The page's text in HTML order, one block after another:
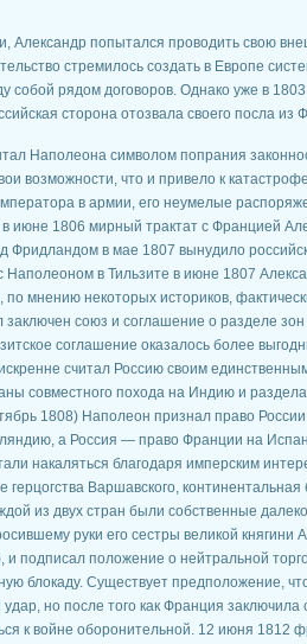
Александр попытался проводить свою
стремилось создать в Европе
собой рядом договоров. Однако уже в
сторона отозвала своего посла из
Наполеона символом попрания
возможности, что и привело к
в армии, его неумелые
июне 1806 мирный трактат с Францией
Фридландом в мае 1807 вынудило
Наполеоном в Тильзите в июне 1807
мнению некоторых историков,
союз и соглашение о разделе
соглашение оказалось более
считал Россию своим
совместного похода на Индию и
1808) Наполеон признал право
а Россия — право Франции на
накаляться благодаря имперским
герцогства Варшавского,
из двух стран были собственные
руки его сестры великой
и подписал положение о нейтральной
блокаду. Существует предположение,
но после того как Франция
к войне оборонительной. 12 июня 1812